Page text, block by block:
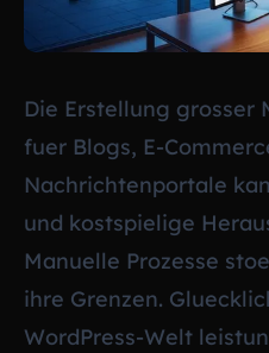
Die Erstellung grosser
fuer Blogs, E-
Nachrichtenportale
und kostspielige
Manuelle Prozesse
ihre Grenzen.
WordPress-Welt